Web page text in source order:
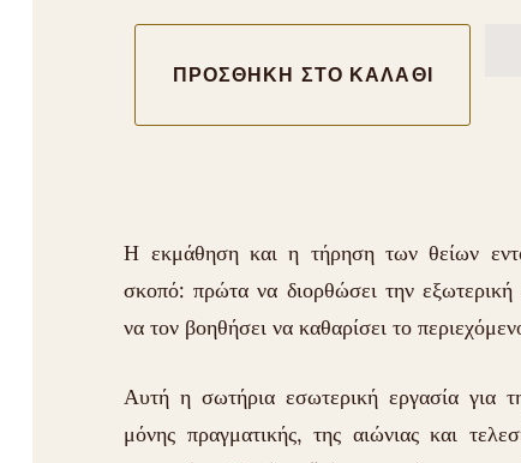
Η εκμάθηση και η τήρηση των θείων
σκοπό: πρώτα να διορθώσει την
να τον βοηθήσει να καθαρίσει το
Αυτή η σωτήρια εσωτερική εργασία για
μόνης πραγματικής, της αιώνιας και